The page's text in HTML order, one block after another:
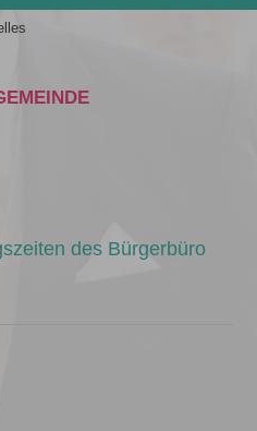
des Bürgerbüro